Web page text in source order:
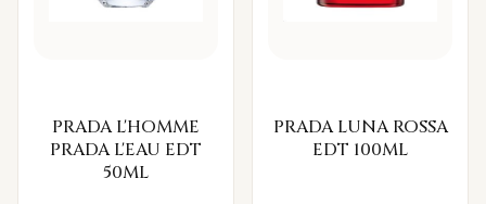
PRADA L'HOMME
PRADA L'EAU EDT
50ML
PRADA LUNA ROSSA
EDT 100ML